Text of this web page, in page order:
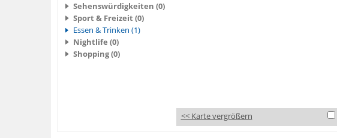
Sehenswürdigkeiten (0)
Sport & Freizeit (0)
Essen & Trinken (1)
Nightlife (0)
Shopping (0)
<< Karte vergrößern